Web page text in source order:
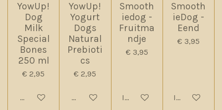
YowUp!
Dog
Milk
Special
Bones
250 ml
€ 2,95
Houd mij op de hoogte
YowUp!
Yogurt
Dogs
Natural
Prebioti
cs
€ 2,95
Houd mij op de hoogte
Smooth
iedog -
Fruitma
ndje
€ 3,95
In winkelwagen
Smooth
ieDog -
Eend
€ 3,95
In